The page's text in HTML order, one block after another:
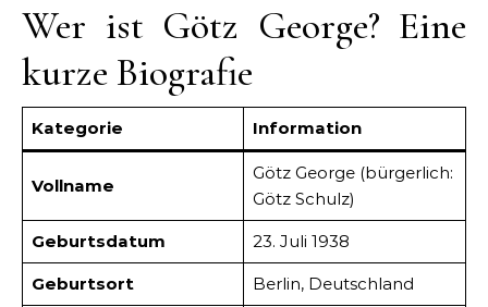
Wer ist Götz George? Eine
kurze Biografie
Kategorie Information
Vollname
Götz George (bürgerlich:
Götz Schulz)
Geburtsdatum 23. Juli 1938
Geburtsort Berlin, Deutschland